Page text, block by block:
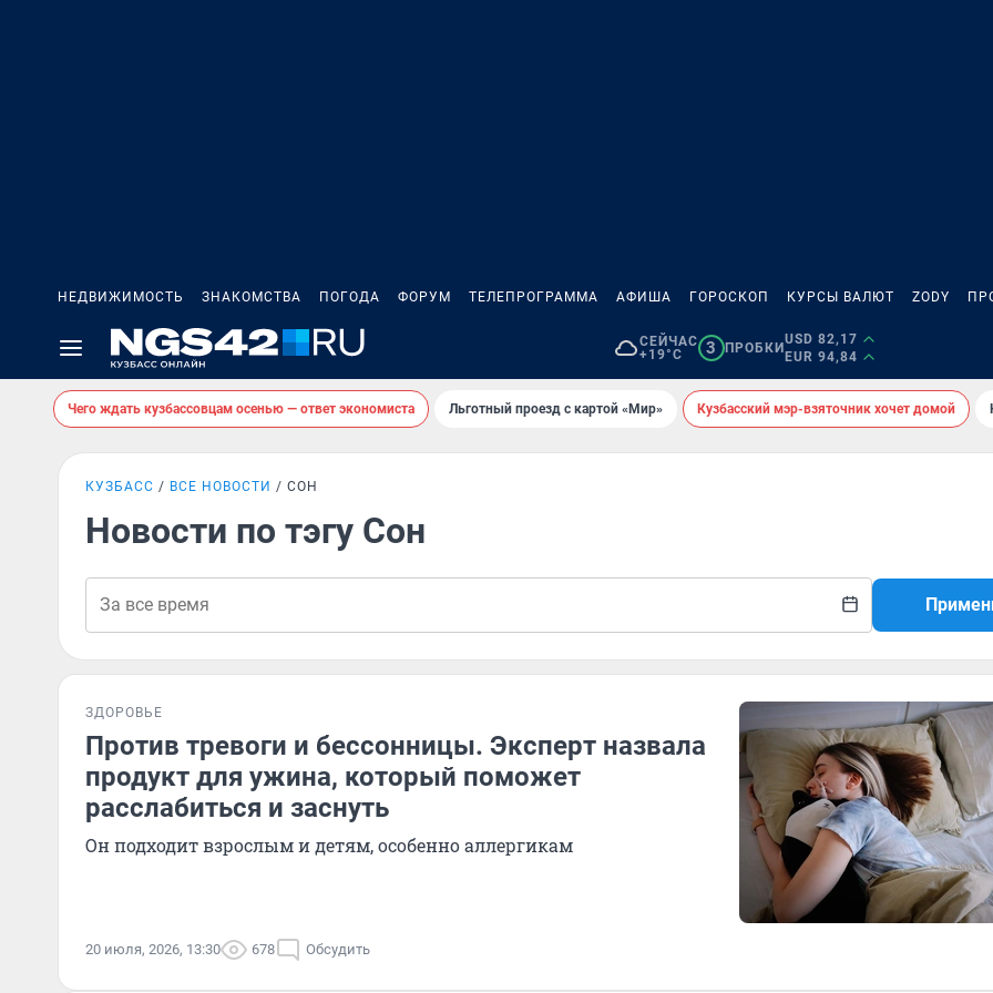
НЕДВИЖИМОСТЬ ЗНАКОМСТВА ПОГОДА ФОРУМ ТЕЛЕПРОГРАММА АФИША ГОРОСКОП КУРСЫ ВАЛЮТ ZODY
СЕЙЧАС
+19°C
3 ПРОБКИ
USD 82,17
EUR 94,84
Чего ждать кузбассовцам осенью — ответ экономиста Льготный проезд с картой «Мир» Кузбасский мэр-взяточник хочет домой
КУЗБАСС ВСЕ НОВОСТИ СОН
Новости по тэгу Сон
ЗДОРОВЬЕ
Против тревоги и бессонницы. Эксперт назвала
продукт для ужина, который поможет
расслабиться и заснуть
Он подходит взрослым и детям, особенно аллергикам
20 июля, 2026, 13:30 678 Обсудить